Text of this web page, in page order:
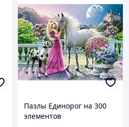
Пазлы Единорог на 300
элементов